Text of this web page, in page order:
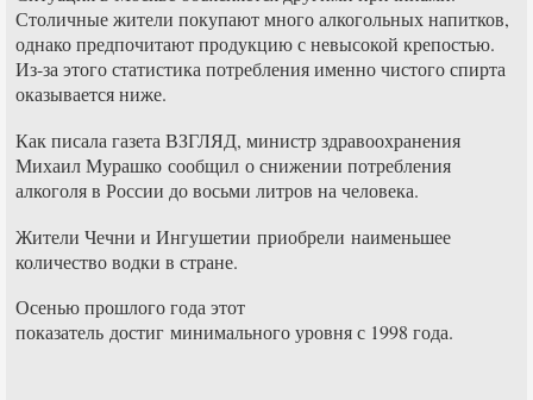
Столичные жители покупают много алкогольных напитков,
однако предпочитают продукцию с невысокой крепостью.
Из-за этого статистика потребления именно чистого спирта
оказывается ниже.
Как писала газета ВЗГЛЯД, министр здравоохранения
Михаил Мурашко сообщил о снижении потребления
алкоголя в России до восьми литров на человека.
Жители Чечни и Ингушетии приобрели наименьшее
количество водки в стране.
Осенью прошлого года этот
показатель достиг минимального уровня с 1998 года.